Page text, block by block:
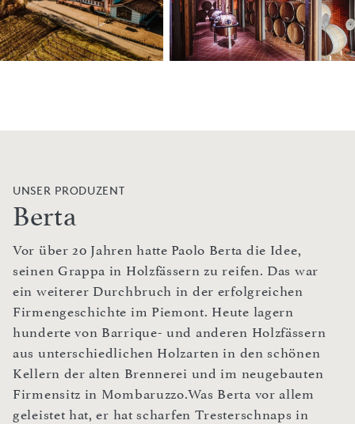
UNSER PRODUZENT
Berta
Vor über 20 Jahren hatte Paolo Berta die Idee,
seinen Grappa in Holzfässern zu reifen. Das war
ein weiterer Durchbruch in der erfolgreichen
Firmengeschichte im Piemont. Heute lagern
hunderte von Barrique- und anderen Holzfässern
aus unterschiedlichen Holzarten in den schönen
Kellern der alten Brennerei und im neugebauten
Firmensitz in Mombaruzzo.Was Berta vor allem
geleistet hat, er hat scharfen Tresterschnaps in